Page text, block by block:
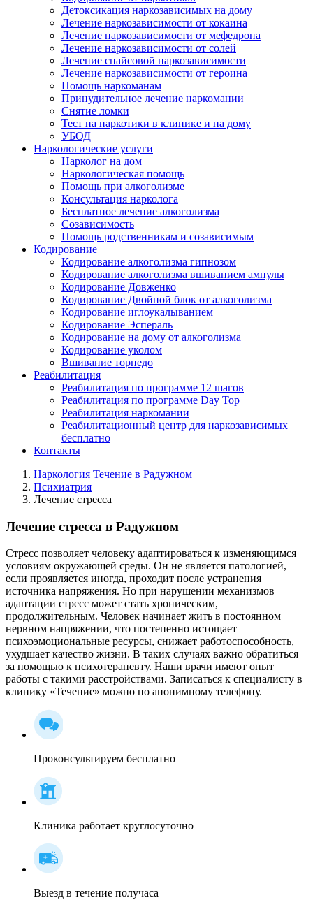
Детоксикация наркозависимых на дому
Лечение наркозависимости от кокаина
Лечение наркозависимости от мефедрона
Лечение наркозависимости от солей
Лечение спайсовой наркозависимости
Лечение наркозависимости от героина
Помощь наркоманам
Принудительное лечение наркомании
Снятие ломки
Тест на наркотики в клинике и на дому
УБОД
Наркологические услуги
Нарколог на дом
Наркологическая помощь
Помощь при алкоголизме
Консультация нарколога
Бесплатное лечение алкоголизма
Созависимость
Помощь родственникам и созависимым
Кодирование
Кодирование алкоголизма гипнозом
Кодирование алкоголизма вшиванием ампулы
Кодирование Довженко
Кодирование Двойной блок от алкоголизма
Кодирование иглоукалыванием
Кодирование Эспераль
Кодирование на дому от алкоголизма
Кодирование уколом
Вшивание торпедо
Реабилитация
Реабилитация по программе 12 шагов
Реабилитация по программе Day Top
Реабилитация наркомании
Реабилитационный центр для наркозависимых
бесплатно
Контакты
Наркология Течение в Радужном
Психиатрия
Лечение стресса
Лечение стресса в Радужном
Стресс позволяет человеку адаптироваться к изменяющимся
условиям окружающей среды. Он не является патологией,
если проявляется иногда, проходит после устранения
источника напряжения. Но при нарушении механизмов
адаптации стресс может стать хроническим,
продолжительным. Человек начинает жить в постоянном
нервном напряжении, что постепенно истощает
психоэмоциональные ресурсы, снижает работоспособность,
ухудшает качество жизни. В таких случаях важно обратиться
за помощью к психотерапевту. Наши врачи имеют опыт
работы с такими расстройствами. Записаться к специалисту в
клинику «Течение» можно по анонимному телефону.
Проконсультируем бесплатно
Клиника работает круглосуточно
Выезд в течение получаса